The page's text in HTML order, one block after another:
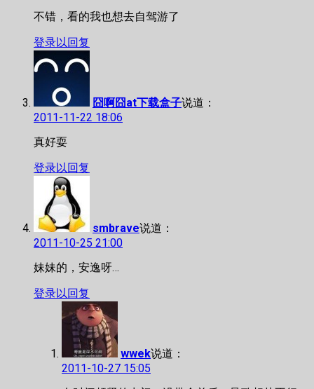
不错，看的我也想去自驾游了
登录以回复
囧啊囧at下载盒子说道：
2011-11-22 18:06
真好耍
登录以回复
smbrave说道：
2011-10-25 21:00
妹妹的，安逸呀…
登录以回复
wwek说道：
2011-10-27 15:05